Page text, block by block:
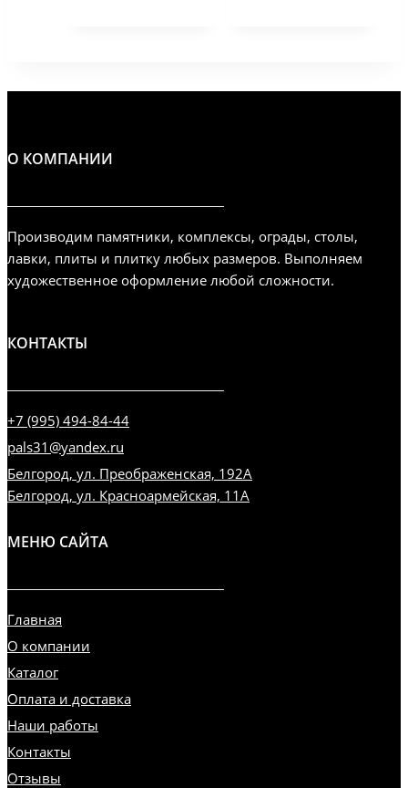
О КОМПАНИИ
Производим памятники, комплексы, ограды, столы,
лавки, плиты и плитку любых размеров. Выполняем
художественное оформление любой сложности.
КОНТАКТЫ
+7 (995) 494-84-44
pals31@yandex.ru
Белгород, ул. Преображенская, 192А
Белгород, ул. Красноармейская, 11А
МЕНЮ САЙТА
Главная
О компании
Каталог
Оплата и доставка
Наши работы
Контакты
Отзывы